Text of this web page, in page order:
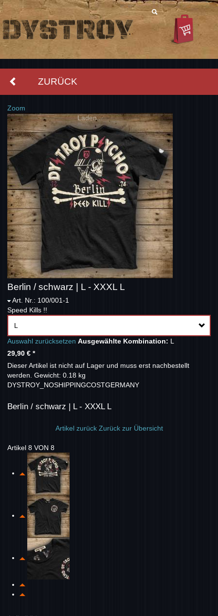
ZURÜCK
Zoom
Laden...
Berlin / schwarz | L - XXXL L
Art. Nr.: 100/001-1
Speed Kills !!
L
Auswahl zurücksetzen Ausgewählte Kombination: L
29,90 € *
Dieser Artikel ist nicht auf Lager und muss erst nachbestellt
werden. Gewicht: 0.18 kg
DYSTROY_NOSHIPPINGCOSTGERMANY
Berlin / schwarz | L - XXXL L
Artikel zurück Zurück zur Übersicht
Artikel 8 VON 8